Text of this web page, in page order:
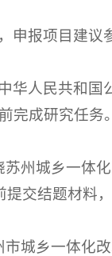
申报项目建议
华人民共和国
完成研究任务。
州城乡一体
提交结题材料
城乡一体化